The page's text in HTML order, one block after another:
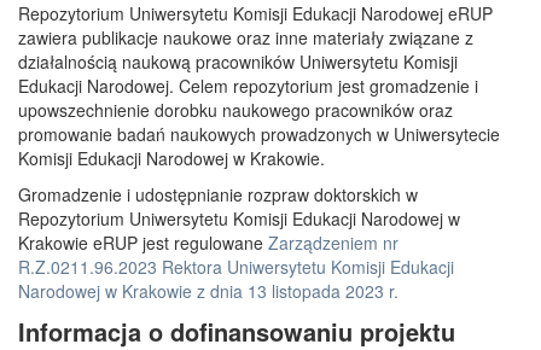
Repozytorium Uniwersytetu Komisji Edukacji Narodowej eRUP
zawiera publikacje naukowe oraz inne materiały związane z
działalnością naukową pracowników Uniwersytetu Komisji
Edukacji Narodowej. Celem repozytorium jest gromadzenie i
upowszechnienie dorobku naukowego pracowników oraz
promowanie badań naukowych prowadzonych w Uniwersytecie
Komisji Edukacji Narodowej w Krakowie.
Gromadzenie i udostępnianie rozpraw doktorskich w
Repozytorium Uniwersytetu Komisji Edukacji Narodowej w
Krakowie eRUP jest regulowane Zarządzeniem nr
R.Z.0211.96.2023 Rektora Uniwersytetu Komisji Edukacji
Narodowej w Krakowie z dnia 13 listopada 2023 r.
Informacja o dofinansowaniu projektu